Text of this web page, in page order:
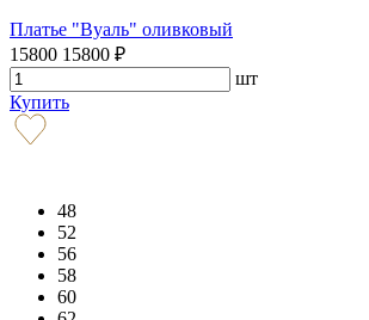
Платье "Вуаль" оливковый
15800 15800 ₽
шт
Купить
48
52
56
58
60